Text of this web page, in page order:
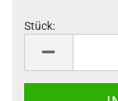
Stück: